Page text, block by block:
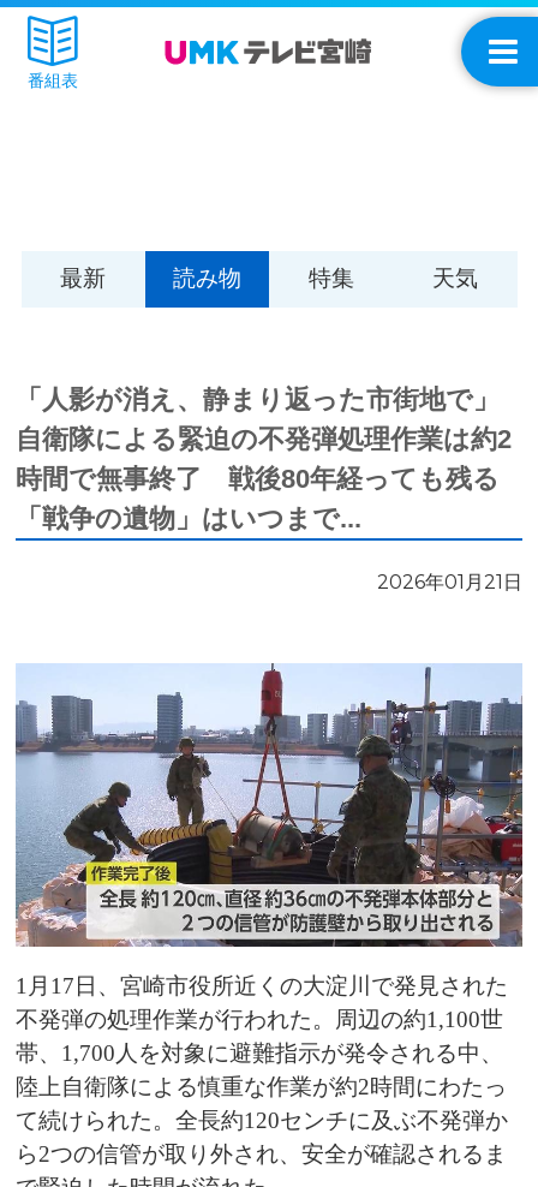
番組表
最新 読み物 特集 天気
「人影が消え、静まり返った市街地で」
自衛隊による緊迫の不発弾処理作業は約2
時間で無事終了 戦後80年経っても残る
「戦争の遺物」はいつまで...
2026年01月21日
1月17日、宮崎市役所近くの大淀川で発見された
不発弾の処理作業が行われた。周辺の約1,100世
帯、1,700人を対象に避難指示が発令される中、
陸上自衛隊による慎重な作業が約2時間にわたっ
て続けられた。全長約120センチに及ぶ不発弾か
ら2つの信管が取り外され、安全が確認されるま